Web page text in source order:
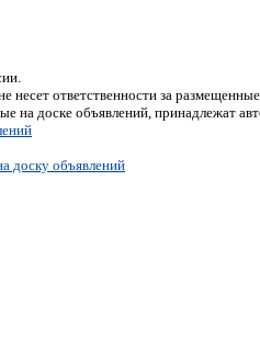
несет ответственности за
на доске объявлений, принадлежат
доску объявлений